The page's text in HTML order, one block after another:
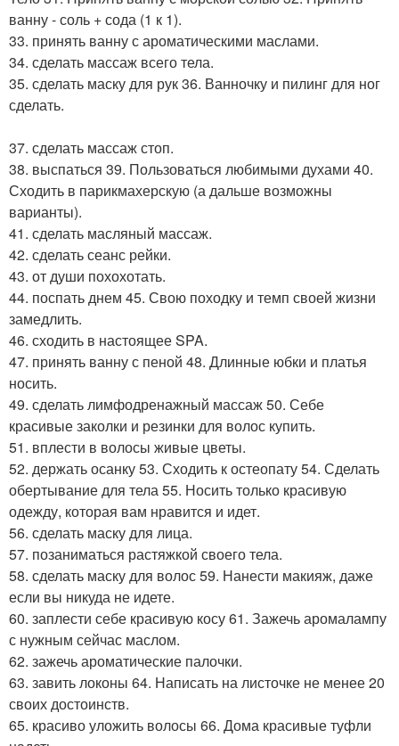
ванну - соль + сода (1 к 1).
33. принять ванну с ароматическими маслами.
34. сделать массаж всего тела.
35. сделать маску для рук 36. Ванночку и пилинг для ног
сделать.
37. сделать массаж стоп.
38. выспаться 39. Пользоваться любимыми духами 40.
Сходить в парикмахерскую (а дальше возможны
варианты).
41. сделать масляный массаж.
42. сделать сеанс рейки.
43. от души похохотать.
44. поспать днем 45. Свою походку и темп своей жизни
замедлить.
46. сходить в настоящее SPA.
47. принять ванну с пеной 48. Длинные юбки и платья
носить.
49. сделать лимфодренажный массаж 50. Себе
красивые заколки и резинки для волос купить.
51. вплести в волосы живые цветы.
52. держать осанку 53. Сходить к остеопату 54. Сделать
обертывание для тела 55. Носить только красивую
одежду, которая вам нравится и идет.
56. сделать маску для лица.
57. позаниматься растяжкой своего тела.
58. сделать маску для волос 59. Нанести макияж, даже
если вы никуда не идете.
60. заплести себе красивую косу 61. Зажечь аромалампу
с нужным сейчас маслом.
62. зажечь ароматические палочки.
63. завить локоны 64. Написать на листочке не менее 20
своих достоинств.
65. красиво уложить волосы 66. Дома красивые туфли